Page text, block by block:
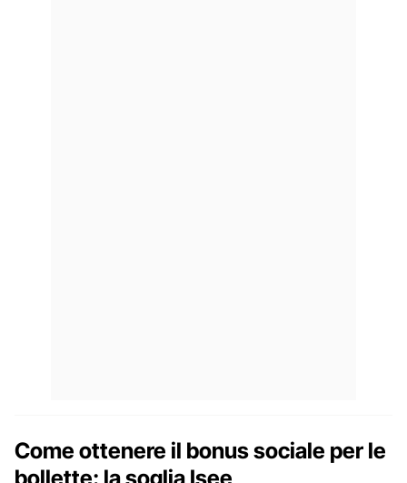
Come ottenere il bonus sociale per le